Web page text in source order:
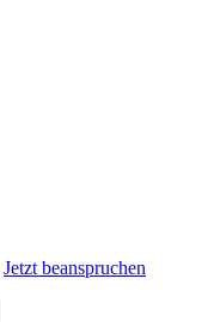
Jetzt beanspruchen